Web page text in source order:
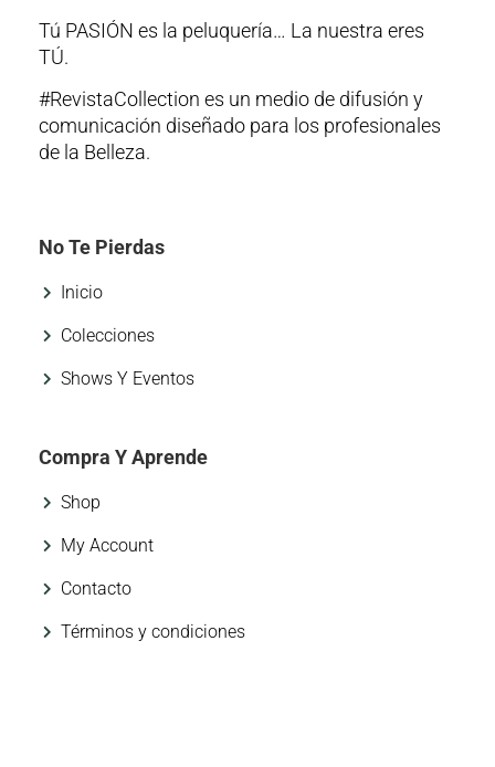
Tú PASIÓN es la peluquería… La nuestra eres
TÚ.
#RevistaCollection es un medio de difusión y
comunicación diseñado para los profesionales
de la Belleza.
No Te Pierdas
Inicio
Colecciones
Shows Y Eventos
Compra Y Aprende
Shop
My Account
Contacto
Términos y condiciones